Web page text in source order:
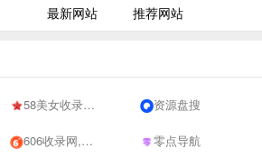
最新网站 推荐网站
58美女收录网-自动收录网站-流量交换-自动链 资源盘搜
606收录网,免费自动秒收录网址,提供自动收录,网站导航大全源码,自动链,友情链接交换。 零点导航